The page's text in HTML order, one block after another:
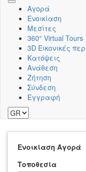
Toggle
navigation
Αγορά
Ενοικίαση
Μεσίτες
360° Virtual Tours
3D Εικονικές
Κατόψεις
Ανάθεση
Ζήτηση
Σύνδεση
Εγγραφή
Ενοικίαση Αγορά
Τοποθεσία